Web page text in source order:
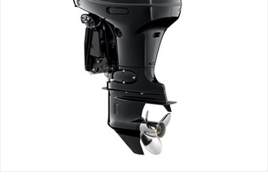
Honda - Utombordare
HonWave - Gummibåtar
Honda - Elverk & Pumpar
Tohatsu - Utombordare